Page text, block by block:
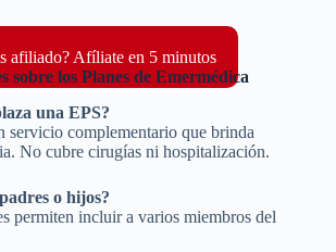
afiliado? Afíliate en 5 minutos
sobre los Planes de Emermédica
una EPS?
servicio complementario que brinda
No cubre cirugías ni hospitalización.
o hijos?
permiten incluir a varios miembros del